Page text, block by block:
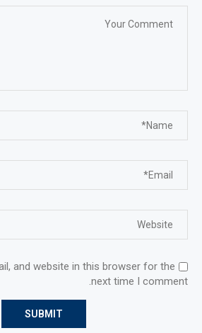
and website in this browser for the
next time I comment.